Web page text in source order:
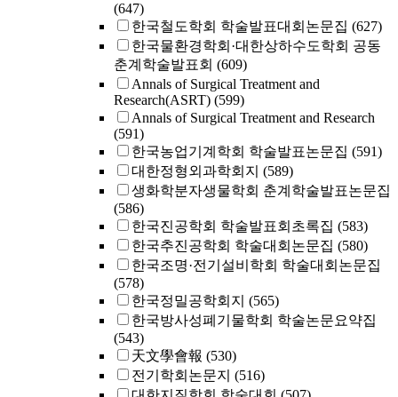
(647)
한국철도학회 학술발표대회논문집 (627)
한국물환경학회·대한상하수도학회 공동
춘계학술발표회 (609)
Annals of Surgical Treatment and
Research(ASRT) (599)
Annals of Surgical Treatment and Research
(591)
한국농업기계학회 학술발표논문집 (591)
대한정형외과학회지 (589)
생화학분자생물학회 춘계학술발표논문집
(586)
한국진공학회 학술발표회초록집 (583)
한국추진공학회 학술대회논문집 (580)
한국조명·전기설비학회 학술대회논문집
(578)
한국정밀공학회지 (565)
한국방사성폐기물학회 학술논문요약집
(543)
天文學會報 (530)
전기학회논문지 (516)